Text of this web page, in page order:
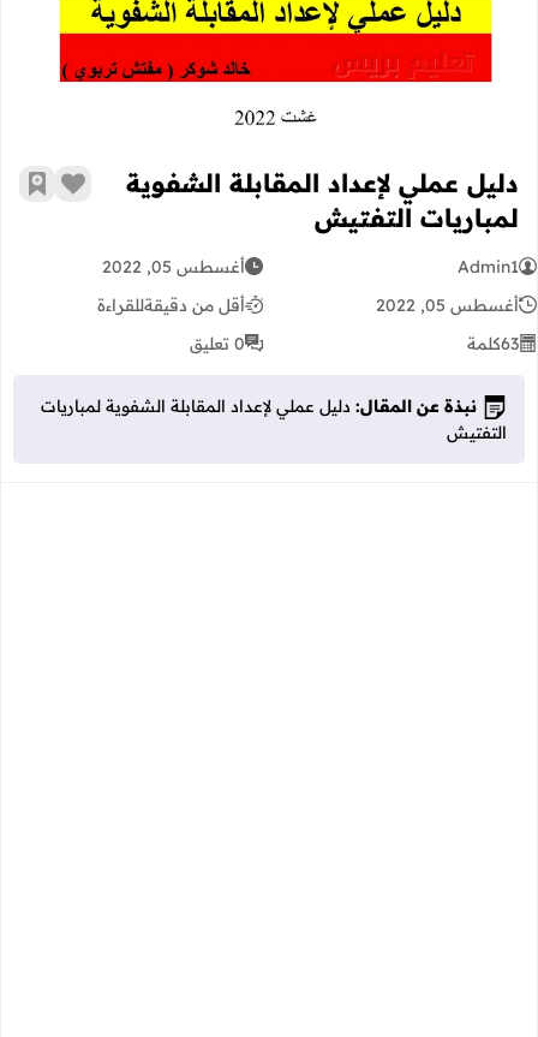
دليل عملي لإعداد المقابلة الشفوية
دليل عملي لإعداد المقابلة الشفوية
لمباريات التفتيش
زر أضف
Admin1
أغسطس 05, 2022
أغسطس 05, 2022
أقل من دقيقةللقراءة
63كلمة 0 تعليق
نبذة عن المقال: دليل عملي لإعداد المقابلة الشفوية لمباريات
التفتيش